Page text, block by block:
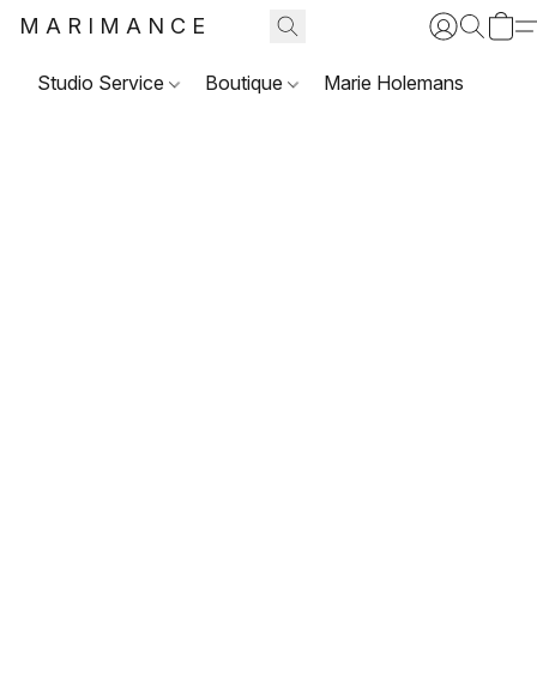
MARIMANCE
Studio Service Boutique Marie Holemans